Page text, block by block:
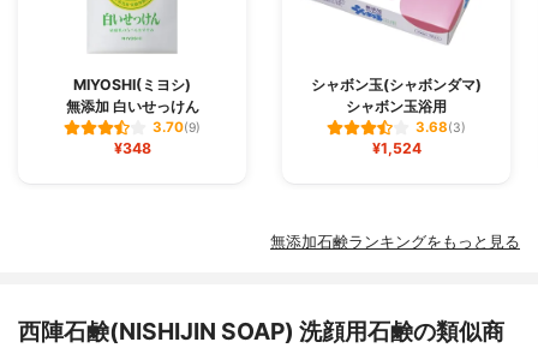
MIYOSHI(ミヨシ)
無添加 白いせっけん
3.70(9)
¥348
シャボン玉(シャボンダマ)
シャボン玉浴用
3.68(3)
¥1,524
無添加石鹸ランキングをもっと見る
西陣石鹸(NISHIJIN SOAP) 洗顔用石鹸の類似商